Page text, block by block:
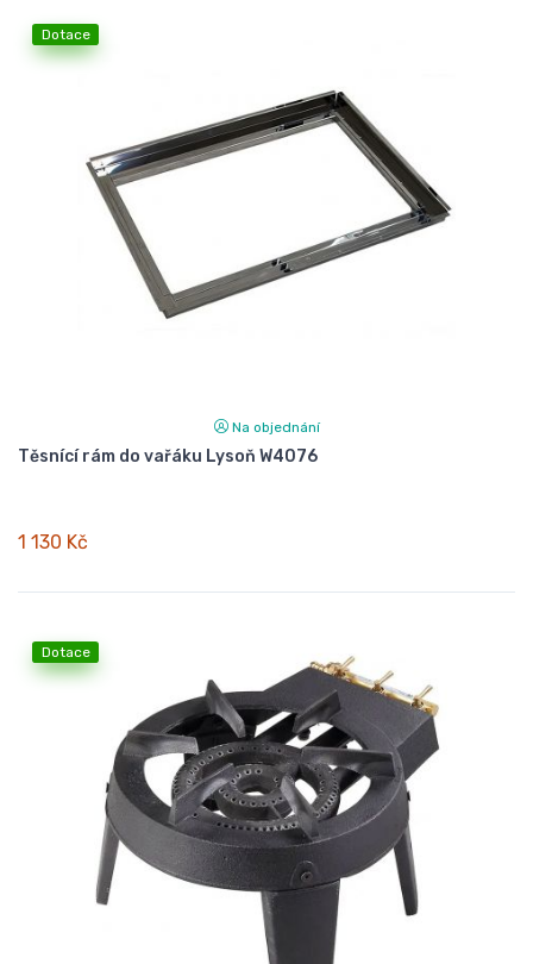
Dotace
Na objednání
Těsnící rám do vařáku Lysoň W4076
1 130 Kč
Dotace